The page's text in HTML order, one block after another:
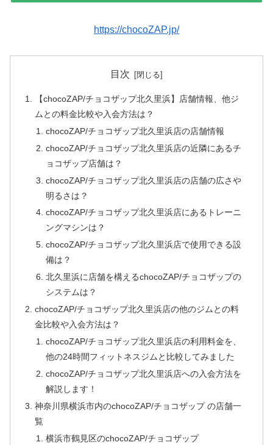
https://chocoZAP.jp/
目次
【chocoZAP/チョコザップ北久里浜】店舗情報、他ジ
ムとの料金比較や入会方法は？
chocoZAP/チョコザップ北久里浜店の店舗情報
chocoZAP/チョコザップ北久里浜店の近隣にあるチ
ョコザップ店舗は？
chocoZAP/チョコザップ北久里浜店の店舗の広さや
明るさは？
chocoZAP/チョコザップ北久里浜店にあるトレーニ
ングマシンは？
chocoZAP/チョコザップ北久里浜店で使用できる設
備は？
北久里浜に店舗を構えるchocoZAP/チョコザップの
システムは？
chocoZAP/チョコザップ北久里浜店の他のジムとの料
金比較や入会方法は？
chocoZAP/チョコザップ北久里浜店の利用料金を、
他の24時間フィットネスジムと比較してみました
chocoZAP/チョコザップ北久里浜店への入会方法を
解説します！
神奈川県横浜市内のchocoZAP/チョコザップ の店舗一
覧
横浜市鶴見区のchocoZAP/チョコザップ